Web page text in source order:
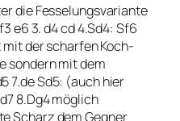
die Fesselungsvariante
e6 3. d4 cd 4.Sd4: Sf6
mit der scharfen Koch-
sondern mit dem
7.de Sd5: (auch hier
8.Dg4 möglich
Scharz dem Gegner